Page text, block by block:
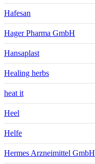
Hafesan
Hager Pharma GmbH
Hansaplast
Healing herbs
heat it
Heel
Helfe
Hermes Arzneimittel GmbH